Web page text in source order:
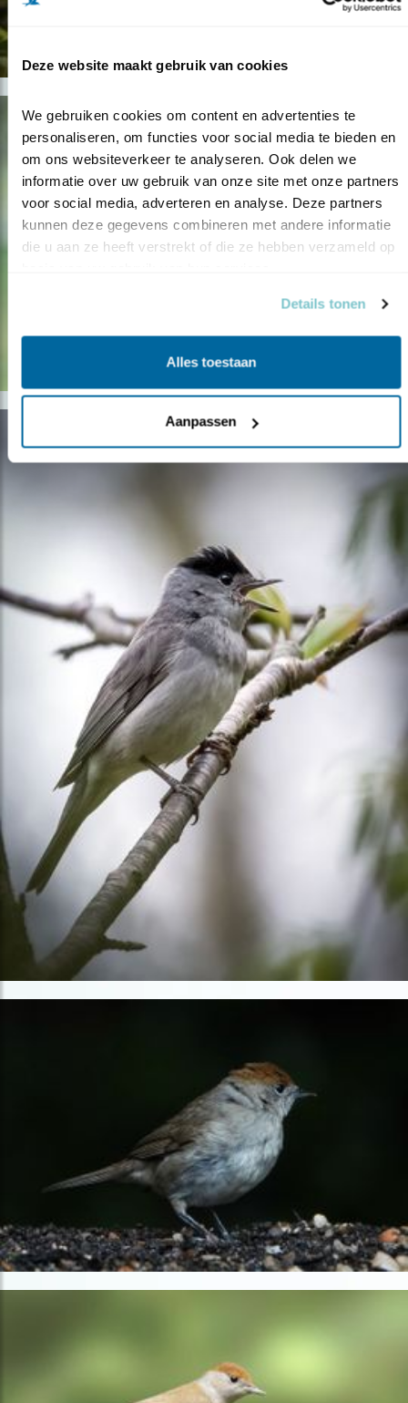
Deze website maakt gebruik van cookies
We gebruiken cookies om content en advertenties te
personaliseren, om functies voor social media te bieden en
om ons websiteverkeer te analyseren. Ook delen we
informatie over uw gebruik van onze site met onze partners
voor social media, adverteren en analyse. Deze partners
kunnen deze gegevens combineren met andere informatie
die u aan ze heeft verstrekt of die ze hebben verzameld op
Details tonen
Alles toestaan
Aanpassen